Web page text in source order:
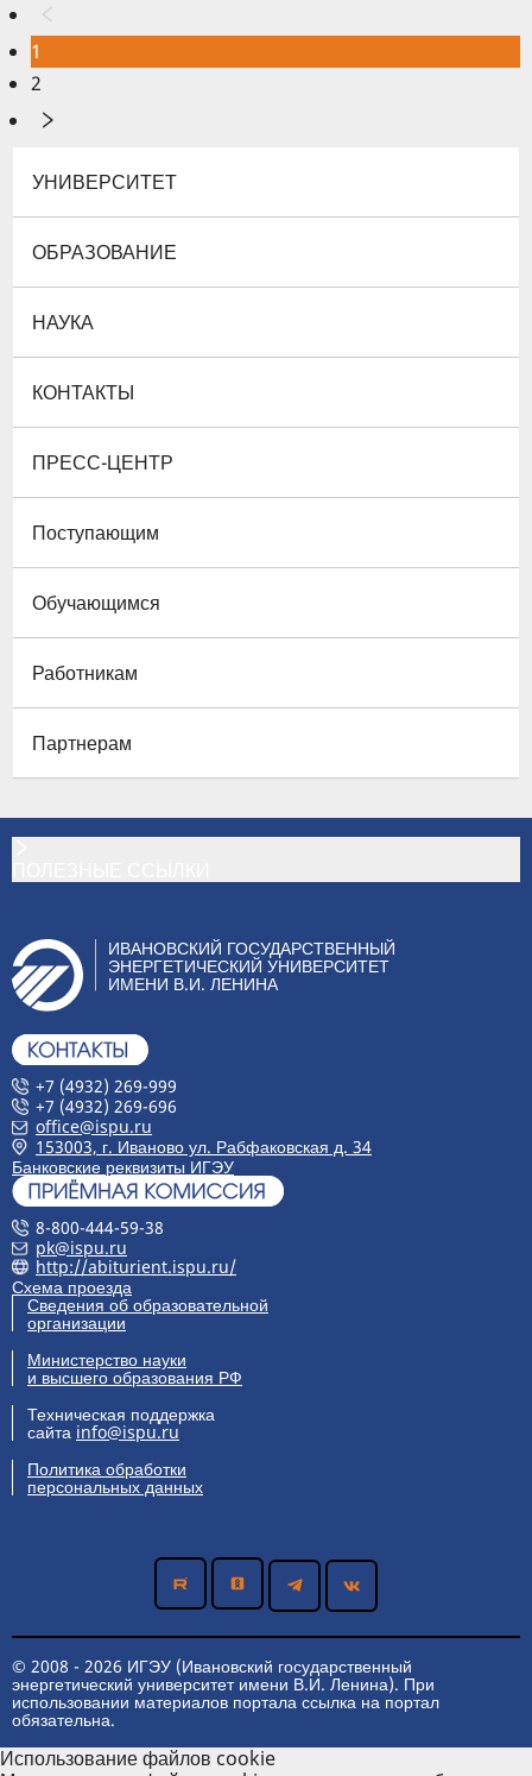
1
2
УНИВЕРСИТЕТ
ОБРАЗОВАНИЕ
НАУКА
КОНТАКТЫ
ПРЕСС-ЦЕНТР
Поступающим
Обучающимся
Работникам
Партнерам
ИВАНОВСКИЙ ГОСУДАРСТВЕННЫЙ
ЭНЕРГЕТИЧЕСКИЙ УНИВЕРСИТЕТ
ИМЕНИ В.И. ЛЕНИНА
+7 (4932) 269-999
+7 (4932) 269-696
office@ispu.ru
153003, г. Иваново ул. Рабфаковская д. 34
Банковские реквизиты ИГЭУ
8-800-444-59-38
pk@ispu.ru
http://abiturient.ispu.ru/
Схема проезда
Сведения об образовательной
организации
Министерство науки
и высшего образования РФ
Техническая поддержка
сайта info@ispu.ru
Политика обработки
персональных данных
© 2008 - 2026 ИГЭУ (Ивановский государственный
энергетический университет имени В.И. Ленина). При
использовании материалов портала ссылка на портал
обязательна.
Использование файлов cookie